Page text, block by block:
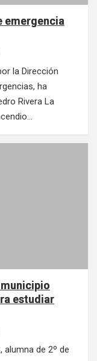
emergencia
la Dirección
ha
Rivera La
estudiar
alumna de 2º de